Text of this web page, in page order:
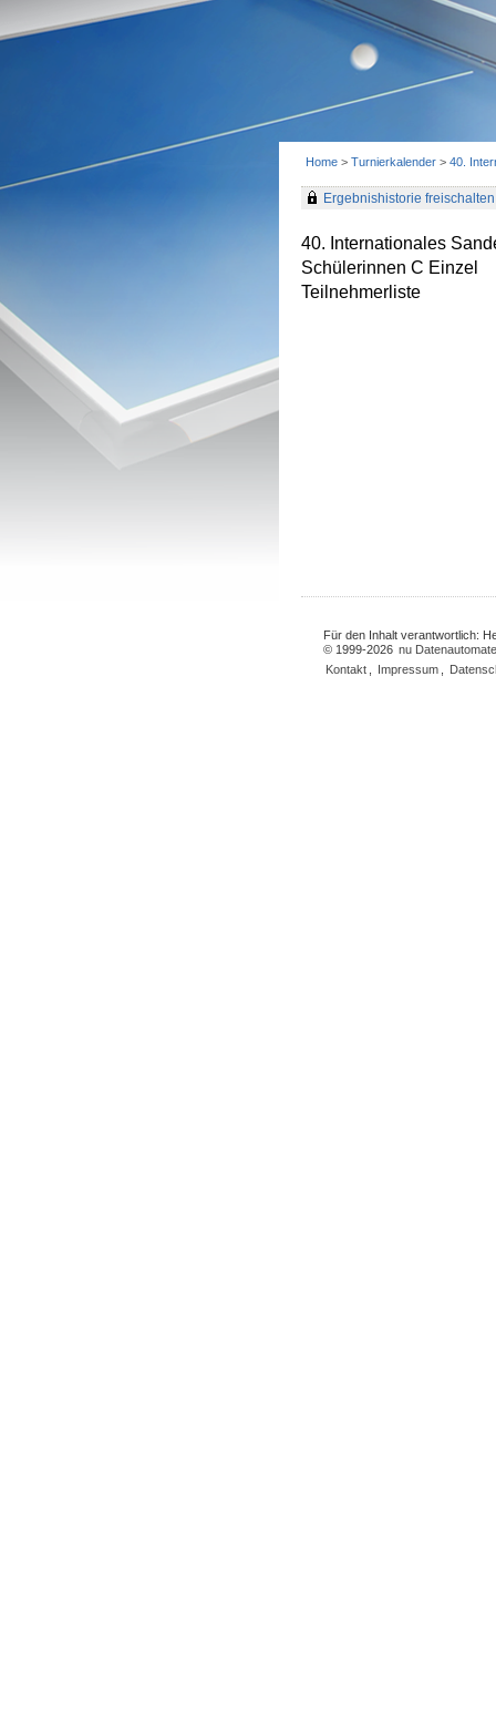
Home > Turnierkalender > 40.
Ergebnishistorie freischalten
40. Internationales
Schülerinnen C Einzel
Teilnehmerliste
Für den Inhalt verantwortlich:
© 1999-2026 nu
Kontakt
Impressum